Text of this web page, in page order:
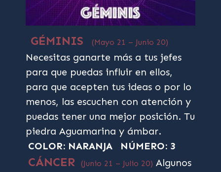
GÉMINIS (Mayo 21 – Junio 20)
Necesitas ganarte más a tus jefes
para que puedas influir en ellos,
para que acepten tus ideas o por lo
menos, las escuchen con atención y
puedas tener una mejor posición. Tu
piedra Aguamarina y ámbar.
COLOR: NARANJA
NÚMERO: 3
CÁNCER (Junio 21 – Julio 20) Algunos